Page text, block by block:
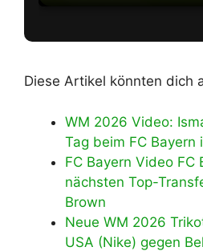
Diese Artikel könnten dich
WM 2026 Video:
Tag beim FC Bayern
FC Bayern Video FC
nächsten Top-
Brown
Neue WM 2026
USA (Nike) gegen